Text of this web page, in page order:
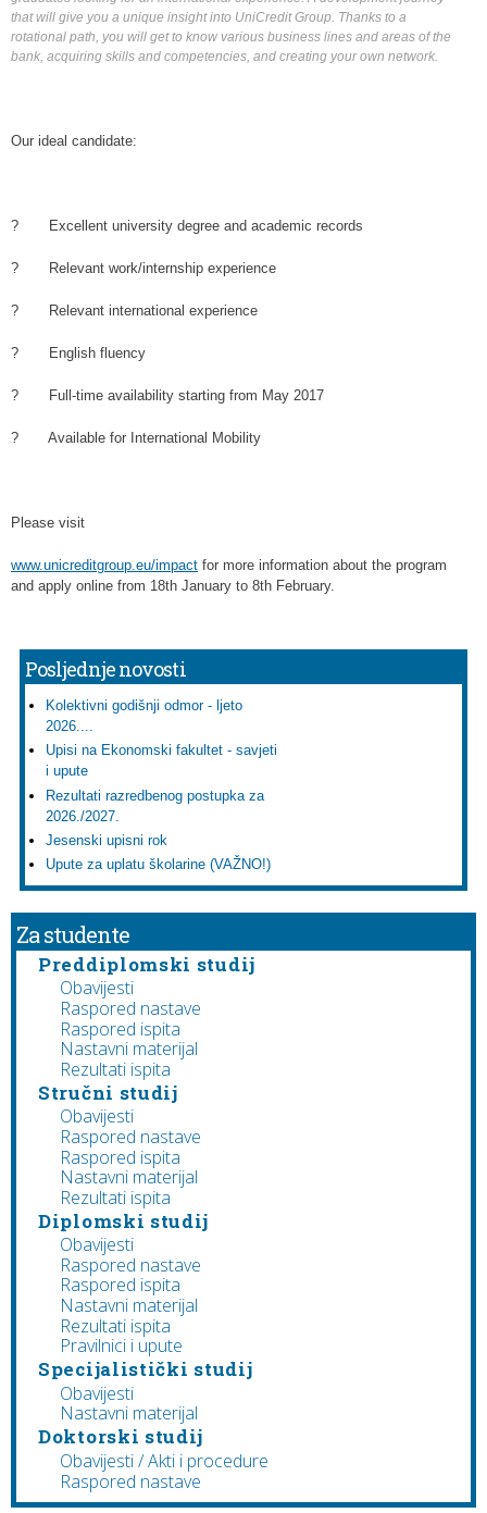
that will give you a unique insight into UniCredit Group. Thanks to a
rotational path, you will get to know various business lines and areas of the
bank, acquiring skills and competencies, and creating your own network.
Our ideal candidate:
? Excellent university degree and academic records
? Relevant work/internship experience
? Relevant international experience
? English fluency
? Full-time availability starting from May 2017
? Available for International Mobility
Please visit
www.unicreditgroup.eu/impact for more information about the program
and apply online from 18th January to 8th February.
Posljednje novosti
Kolektivni godišnji odmor - ljeto
2026....
Upisi na Ekonomski fakultet - savjeti
i upute
Rezultati razredbenog postupka za
2026./2027.
Jesenski upisni rok
Upute za uplatu školarine (VAŽNO!)
Za studente
Preddiplomski studij
Obavijesti
Raspored nastave
Raspored ispita
Nastavni materijal
Rezultati ispita
Stručni studij
Obavijesti
Raspored nastave
Raspored ispita
Nastavni materijal
Rezultati ispita
Diplomski studij
Obavijesti
Raspored nastave
Raspored ispita
Nastavni materijal
Rezultati ispita
Pravilnici i upute
Specijalistički studij
Obavijesti
Nastavni materijal
Doktorski studij
Obavijesti / Akti i procedure
Raspored nastave